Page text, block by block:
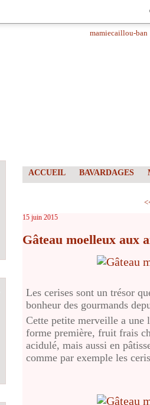
ACCUEIL BAVARDAGES
15 juin 2015
Gâteau moelleux aux
Les cerises sont un trésor
bonheur des gourmands
Cette petite merveille a une
forme première, fruit frais
acidulé, mais aussi en
comme par exemple les